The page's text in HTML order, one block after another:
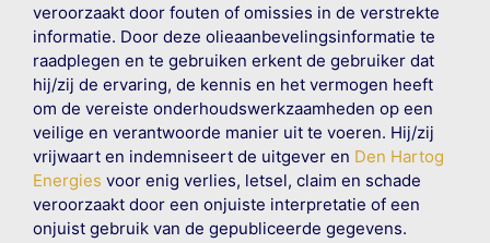
veroorzaakt door fouten of omissies in de verstrekte
informatie. Door deze olieaanbevelingsinformatie te
raadplegen en te gebruiken erkent de gebruiker dat
hij/zij de ervaring, de kennis en het vermogen heeft
om de vereiste onderhoudswerkzaamheden op een
veilige en verantwoorde manier uit te voeren. Hij/zij
vrijwaart en indemniseert de uitgever en Den Hartog
Energies voor enig verlies, letsel, claim en schade
veroorzaakt door een onjuiste interpretatie of een
onjuist gebruik van de gepubliceerde gegevens.